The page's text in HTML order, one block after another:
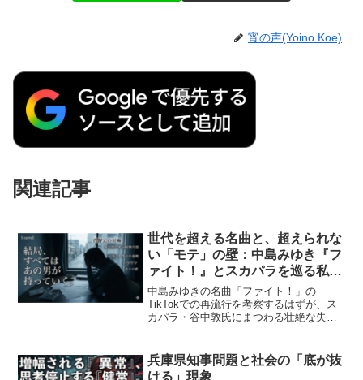
宵の声(Yoino Koe)
関連記事
世代を超える名曲と、超えられな
い「モテ」の壁：中島みゆき『フ
ァイト！』とスカパラを巡る私的
考察
中島みゆきの名曲「ファイト！」の
TikTokでの再流行を考察するはずが、ス
カパラ・谷中敦氏にまつわる壮絶な失恋
的格差という残酷な二面性を、ユーモア
と哀愁を交えて赤裸々に綴る異色の文化
兵庫県知事問題と社会の「底が抜
ける」現象